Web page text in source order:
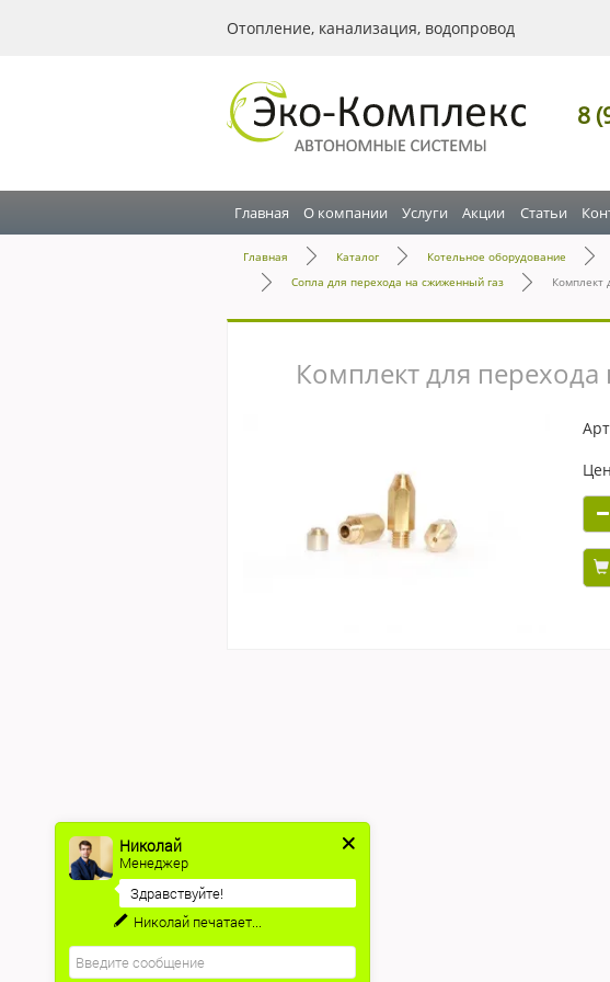
Отопление, канализация, водопровод
8
Главная О компании Услуги Акции Статьи
Главная Каталог Котельное оборудование
Сопла для перехода на сжиженный газ
Комплект
Комплект для
Николай
Менеджер
Здравствуйте!
Николай печатает...